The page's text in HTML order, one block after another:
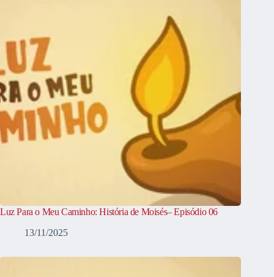
Luz Para o Meu Caminho: História de Moisés– Episódio 06
13/11/2025